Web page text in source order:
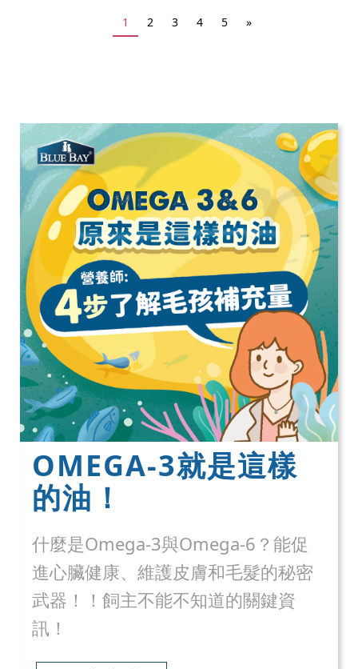
1 2 3 4 5 »
OMEGA-3就是這樣
的油！
什麼是Omega-3與Omega-6？能促
進心臟健康、維護皮膚和毛髮的秘密
武器！！飼主不能不知道的關鍵資
訊！